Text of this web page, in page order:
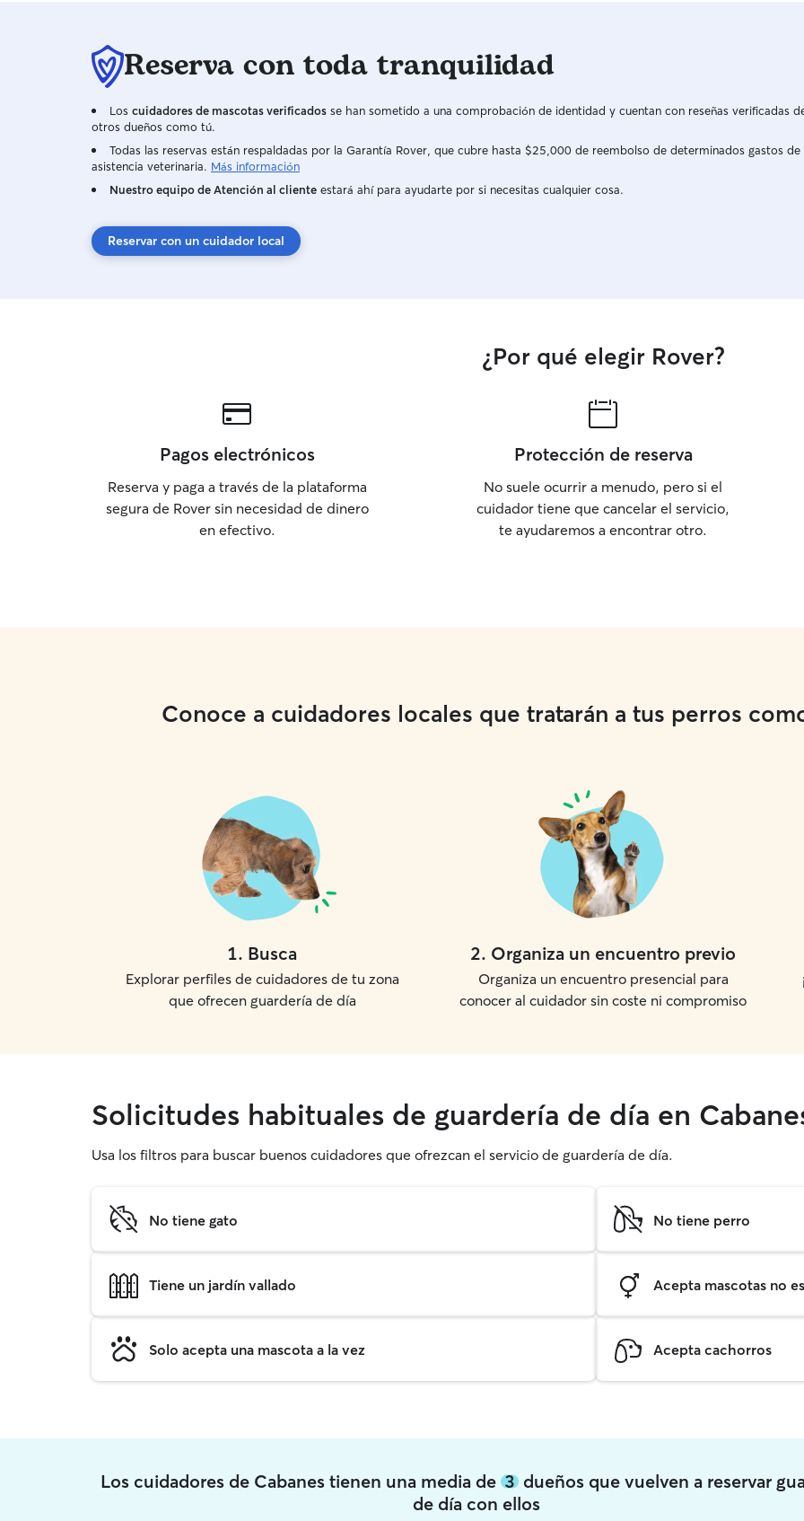
Reserva con toda tranquilidad
Los cuidadores de mascotas verificados se han sometido a una comprobación de identidad y cuentan con reseñas verificadas
otros dueños como tú.
Todas las reservas están respaldadas por la Garantía Rover, que cubre hasta $25,000 de reembolso de determinados gastos de
asistencia veterinaria. Más información
Nuestro equipo de Atención al cliente estará ahí para ayudarte por si necesitas cualquier cosa.
Reservar con un cuidador local
¿Por qué elegir Rover?
Pagos electrónicos
Reserva y paga a través de la plataforma
segura de Rover sin necesidad de dinero
en efectivo.
Protección de reserva
No suele ocurrir a menudo, pero si el
cuidador tiene que cancelar el servicio,
te ayudaremos a encontrar otro.
Conoce a cuidadores locales que tratarán a tus perros
1. Busca
Explorar perfiles de cuidadores de tu zona
que ofrecen guardería de día
2. Organiza un encuentro previo
Organiza un encuentro presencial para
conocer al cuidador sin coste ni compromiso
Solicitudes habituales de guardería de día en
Usa los filtros para buscar buenos cuidadores que ofrezcan el servicio de guardería de día.
No tiene gato No tiene perro
Tiene un jardín vallado Acepta mascotas no
Solo acepta una mascota a la vez Acepta cachorros
Los cuidadores de Cabanes tienen una media de 3dueños que vuelven a reservar
de día con ellos